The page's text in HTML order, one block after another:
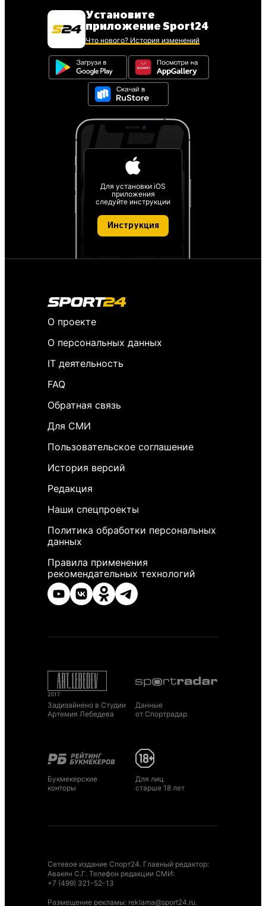
Установите
приложение Sport24
Что нового? История изменений
Для установки iOS
приложения
следуйте инструкции
Инструкция
О проекте
О персональных данных
IT деятельность
FAQ
Обратная связь
Для СМИ
Пользовательское соглашение
История версий
Редакция
Наши спецпроекты
Политика обработки персональных
данных
Правила применения
рекомендательных технологий
Задизайнено в Студии
Артемия Лебедева
Данные
от Спортрадар
Букмекерские
конторы
Для лиц
старше 18 лет
Сетевое издание Спорт24. Главный редактор:
Авакян С.Г. Телефон редакции СМИ:
+7 (499) 321-52-13
Размещение рекламы: reklama@sport24.ru.